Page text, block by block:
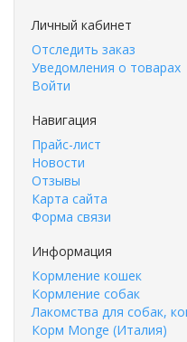
Личный кабинет
Отследить заказ
Уведомления о товарах
Войти
Навигация
Прайс-лист
Новости
Отзывы
Карта сайта
Форма связи
Информация
Кормление кошек
Кормление собак
Лакомства для собак,
Корм Monge (Италия)